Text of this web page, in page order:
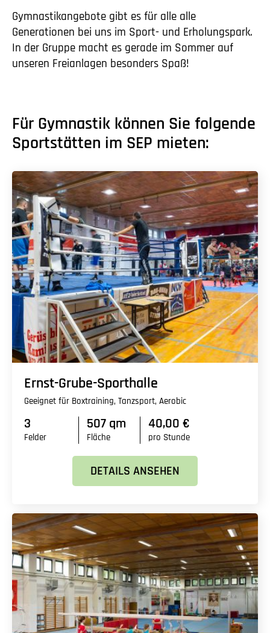
Gymnastikangebote gibt es für alle alle
Generationen bei uns im Sport- und Erholungspark.
In der Gruppe macht es gerade im Sommer auf
unseren Freianlagen besonders Spaß!
Für Gymnastik können Sie folgende
Sportstätten im SEP mieten:
Ernst-Grube-Sporthalle
Geeignet für Boxtraining, Tanzsport, Aerobic
3
Felder
507 qm
Fläche
40,00 €
pro Stunde
DETAILS ANSEHEN